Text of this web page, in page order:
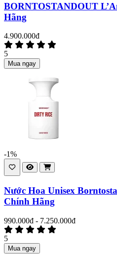
BORNTOSTANDOUT
Hãng
4.900.000đ
5
Mua ngay
-1%
Nước Hoa Unisex
Chính Hãng
990.000đ - 7.250.000đ
5
Mua ngay